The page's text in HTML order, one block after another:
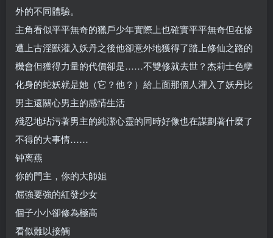
外的不同體驗。
主角看似平平無奇的獵戶少年實際上也確實平平無奇但在慘
遭上古淫獸灌入妖丹之後他卻意外地獲得了踏上修仙之路的
機會但獲得力量的代價卻是……不雙修就去世？杰莉士色孽
化身的蛇妖就是她（它？他？）給上面那個人灌入了妖丹比
男主還關心男主的感情生活
殘忍地玷污著男主的純潔心靈的同時好像也在謀劃著什麼了
不得的大事情……
钟离燕
你的門主，你的大師姐
倔強要強的紅發少女
個子小小卻修為極高
看似難以接觸